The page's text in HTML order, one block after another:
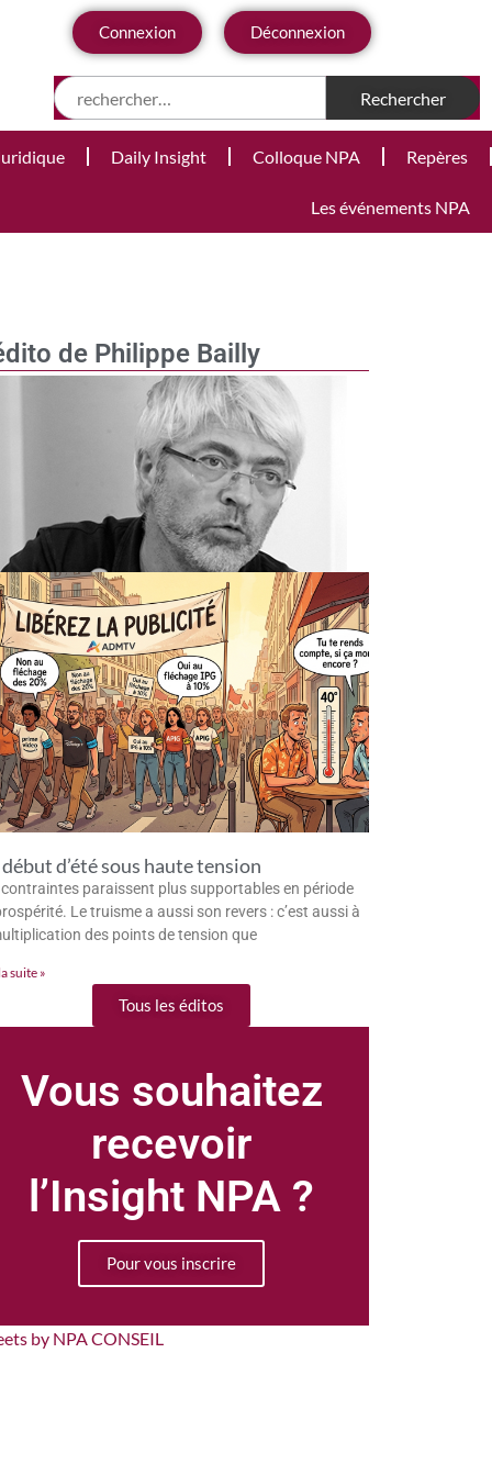
Connexion Déconnexion
Daily Insight Colloque NPA Repères
Les événements NPA
de Philippe Bailly
d’été sous haute tension
contraintes paraissent plus supportables en période
Le truisme a aussi son revers : c’est aussi à
des points de tension que
suite »
Tous les éditos
Vous souhaitez
recevoir
l’Insight NPA ?
Pour vous inscrire
by NPA CONSEIL